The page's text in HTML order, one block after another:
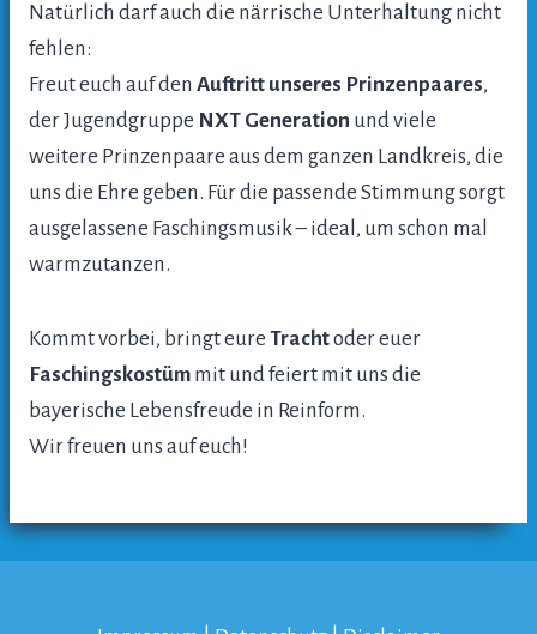
Natürlich darf auch die närrische Unterhaltung nicht
fehlen:
Freut euch auf den Auftritt unseres Prinzenpaares,
der Jugendgruppe NXT Generation und viele
weitere Prinzenpaare aus dem ganzen Landkreis, die
uns die Ehre geben. Für die passende Stimmung sorgt
ausgelassene Faschingsmusik – ideal, um schon mal
warmzutanzen.
Kommt vorbei, bringt eure Trachtoder euer
Faschingskostüm mit und feiert mit uns die
bayerische Lebensfreude in Reinform.
Wir freuen uns auf euch!